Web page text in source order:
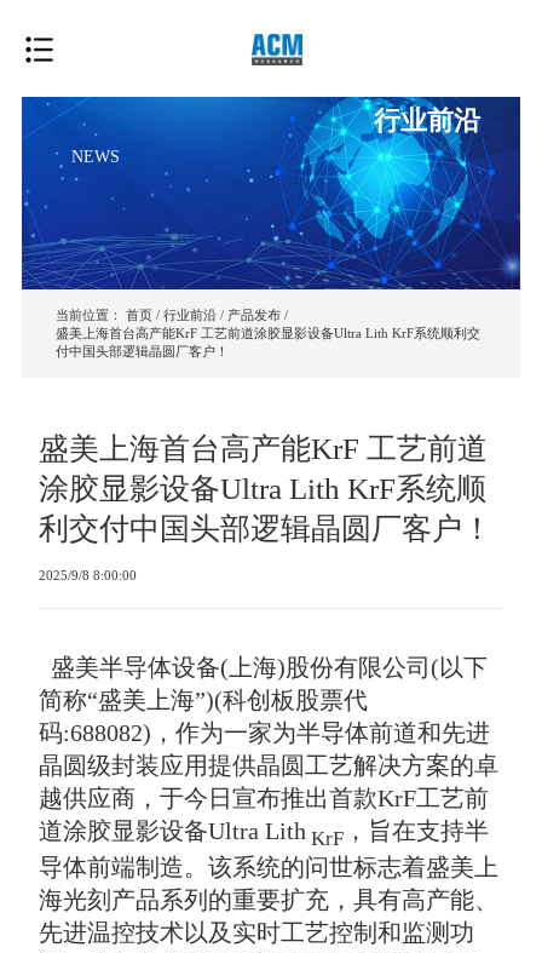
行业前沿
NEWS
当前位置： 首页 / 行业前沿 / 产品发布 /
盛美上海首台高产能KrF 工艺前道涂胶显影设备Ultra Lith KrF系统顺利交
付中国头部逻辑晶圆厂客户！
盛美上海首台高产能KrF 工艺前道
涂胶显影设备Ultra Lith KrF系统顺
利交付中国头部逻辑晶圆厂客户！
2025/9/8 8:00:00
盛美半导体设备(上海)股份有限公司(以下
简称“盛美上海”)(科创板股票代
码:688082)，作为一家为半导体前道和先进
晶圆级封装应用提供晶圆工艺解决方案的卓
越供应商，于今日宣布推出首款KrF工艺前
道涂胶显影设备Ultra LithKrF，旨在支持半
导体前端制造。该系统的问世标志着盛美上
海光刻产品系列的重要扩充，具有高产能、
先进温控技术以及实时工艺控制和监测功